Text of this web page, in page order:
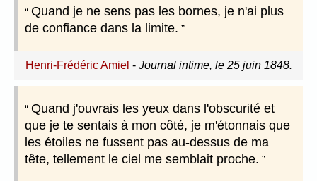
Quand je ne sens pas les bornes, je n'ai plus
de confiance dans la limite.
Henri-Frédéric Amiel - Journal intime, le 25 juin 1848.
Quand j'ouvrais les yeux dans l'obscurité et
que je te sentais à mon côté, je m'étonnais que
les étoiles ne fussent pas au-dessus de ma
tête, tellement le ciel me semblait proche.